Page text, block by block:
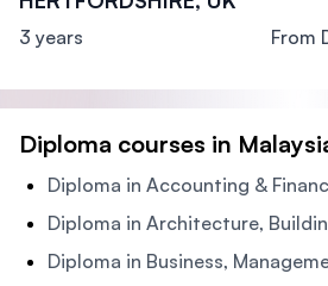
3 years From
Diploma courses in
Diploma in Accounting &
Diploma in Architecture,
Diploma in Business,